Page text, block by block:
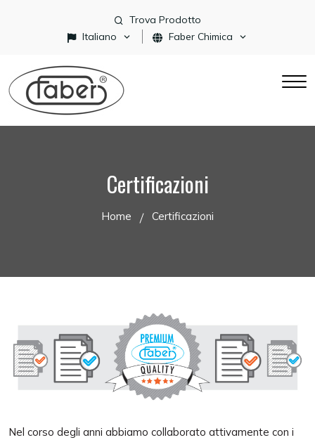
Trova Prodotto
Italiano
Faber Chimica
Certificazioni
Home Certificazioni
Nel corso degli anni abbiamo collaborato attivamente con i